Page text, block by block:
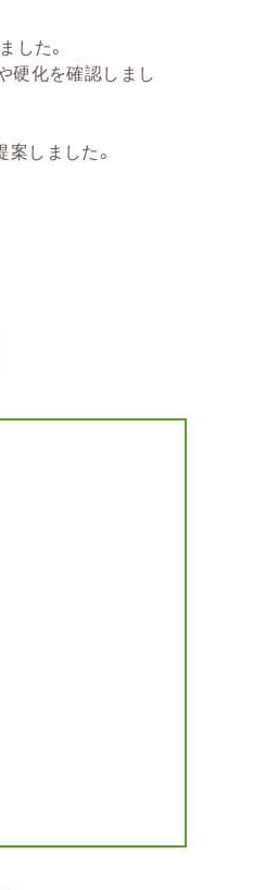
した。
硬化を確認しまし
しました。